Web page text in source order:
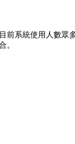
前系統使用人數眾
。